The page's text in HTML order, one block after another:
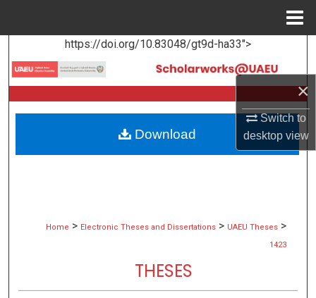
×
Switch to
desktopview
https://doi.org/10.83048/gt9d-ha33">
Search
Browse Collections
About
Home > Electronic Theses and Dissertations > UAEU Theses >
1423
THESES
Download